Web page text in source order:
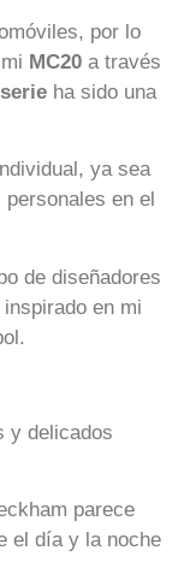
por lo
MC20 a través
ha sido una
ya sea
en el
de diseñadores
en mi
y delicados
parece
el día y la noche